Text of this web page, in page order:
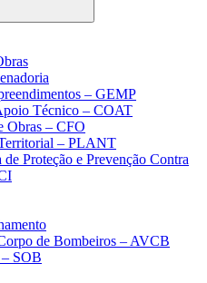
– GEMP
Técnico – COAT
Obras – CFO
– PLANT
Proteção e Prevenção Contra
de Bombeiros – AVCB
SOB